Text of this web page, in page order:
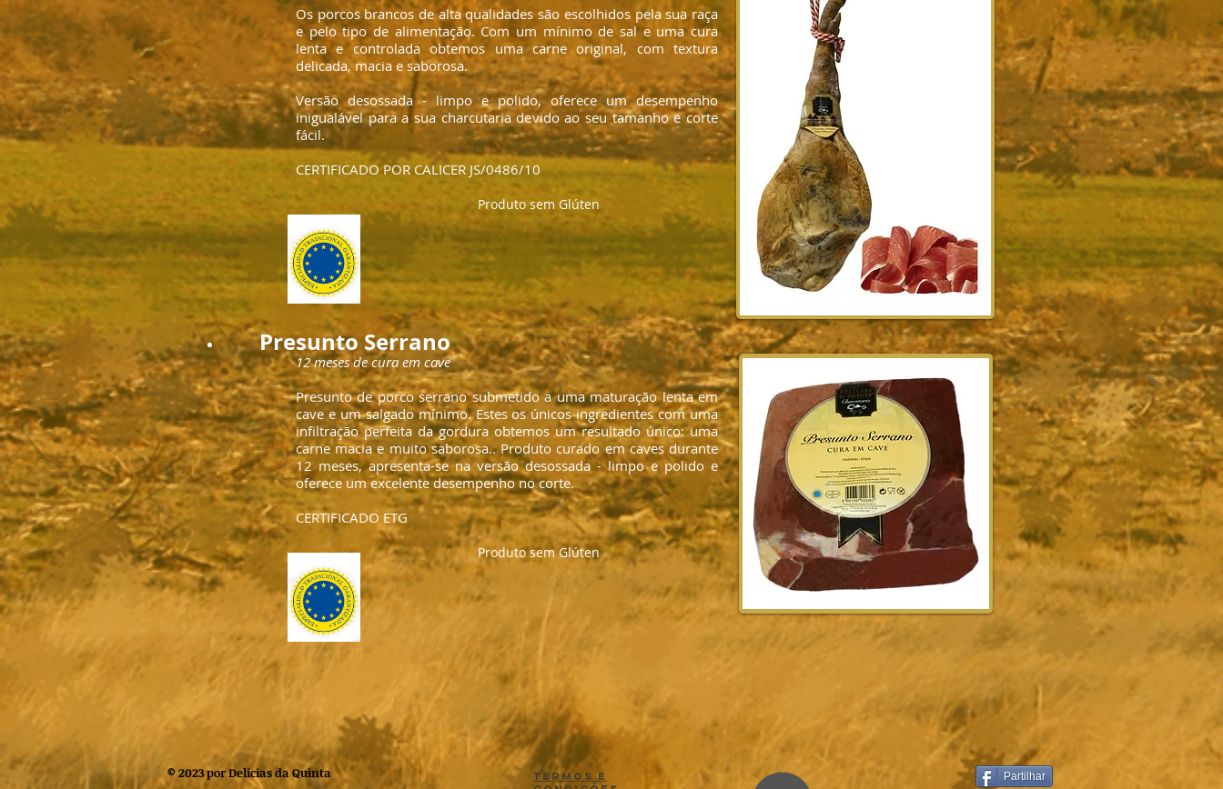
Os porcos brancos de alta qualidades são escolhidos pela sua raça
e pelo tipo de alimentação. Com um mínimo de sal e uma cura
lenta e controlada obtemos uma carne original, com textura
delicada, macia e saborosa.
Versão desossada - limpo e polido, oferece um desempenho
inigualável para a sua charcutaria devido ao seu tamanho e corte
fácil.
CERTIFICADO POR CALICER JS/0486/10
Produto sem Glúten
Presunto Serrano
12 meses de cura em cave
Presunto de porco serrano submetido a uma maturação lenta em
cave e um salgado mínimo. Estes os únicos ingredientes com uma
infiltração perfeita da gordura obtemos um resultado único: uma
carne macia e muito saborosa.. Produto curado em caves durante
12 meses, apresenta-se na versão desossada - limpo e polido e
oferece um excelente desempenho no corte.
CERTIFICADO ETG
Produto sem Glúten
© 2023 por Delicias da Quinta
Termos e
Partilhar